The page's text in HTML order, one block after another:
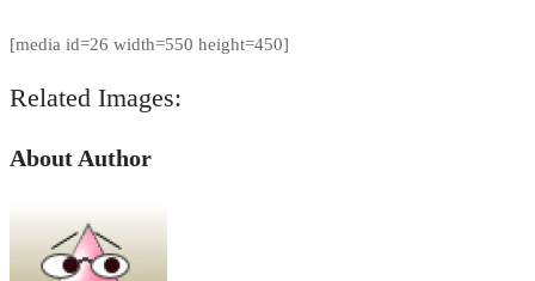
[media id=26 width=550 height=450]
Related Images:
About Author